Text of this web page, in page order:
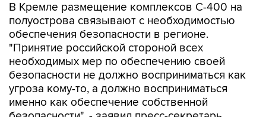
В Кремле размещение комплексов С-400 на
полуострова связывают с необходимостью
обеспечения безопасности в регионе.
"Принятие российской стороной всех
необходимых мер по обеспечению своей
безопасности не должно восприниматься как
угроза кому-то, а должно восприниматься
именно как обеспечение собственной